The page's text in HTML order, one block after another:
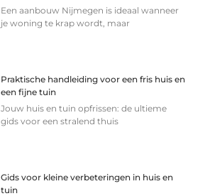
Een aanbouw Nijmegen is ideaal wanneer
je woning te krap wordt, maar
Praktische handleiding voor een fris huis en
een fijne tuin
Jouw huis en tuin opfrissen: de ultieme
gids voor een stralend thuis
Gids voor kleine verbeteringen in huis en
tuin